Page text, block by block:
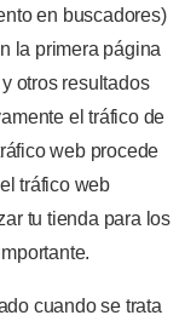
en buscadores)
la primera página
otros resultados
el tráfico de
web procede
tráfico web
tu tienda para los
cuando se trata